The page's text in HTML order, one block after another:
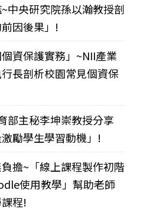
中央研究院孫以瀚教授剖
因後果」!
個資保護實務」~NII產業
長剖析校園常見個資保
部主秘李坤崇教授分享
激勵學生學習動機」!
擔~「線上課程製作初階
使用教學」幫助老師
程!